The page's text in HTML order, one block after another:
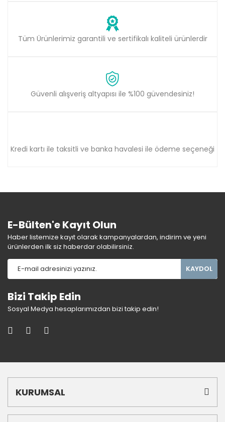
Tüm Ürünlerimiz garantili ve sertifikalı kaliteli ürünlerdir
Güvenli alışveriş altyapısı ile %100 güvendesiniz!
Kredi kartı ile taksitli ve banka havalesi ile ödeme seçeneği
E-Bülten'e Kayıt Olun
Haber listemize kayıt olarak kampanyalardan, indirim ve yeni
ürünlerden ilk siz haberdar olabilirsiniz.
KAYDOL
Bizi Takip Edin
Sosyal Medya hesaplarımızdan bizi takip edin!
KURUMSAL